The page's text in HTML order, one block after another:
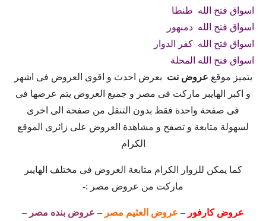
اسواق فتح الله طنطا
اسواق فتح الله دمنهور
اسواق فتح الله كفر الدوار
اسواق فتح الله المحلة
يتميز موقع عروض نت بعرض احدث و اقوى العروض فى اشهر
و اكبر الهايبر ماركت فى مصر و جميع العروض يتم عرضها فى
فى صفحة واحدة فقط بدون التنقل من صفحة الى اخرى
لسهولة متابعة و تصفح و مشاهدة العروض على زائرى الموقع
الكرام
كما يمكن للزوار الكرام متابعة العروض فى مختلف الهايبر
ماركت من عروض مصر :-
عروض كارفور – عروض العثيم مصر – عروض بنده مصر –